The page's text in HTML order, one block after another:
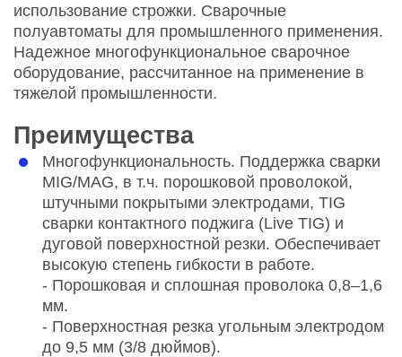
использование строжки. Сварочные
полуавтоматы для промышленного применения.
Надежное многофункциональное сварочное
оборудование, рассчитанное на применение в
тяжелой промышленности.
Преимущества
Многофункциональность. Поддержка сварки
MIG/MAG, в т.ч. порошковой проволокой,
штучными покрытыми электродами, TIG
сварки контактного поджига (Live TIG) и
дуговой поверхностной резки. Обеспечивает
высокую степень гибкости в работе.
- Порошковая и сплошная проволока 0,8–1,6
мм.
- Поверхностная резка угольным электродом
до 9,5 мм (3/8 дюймов).